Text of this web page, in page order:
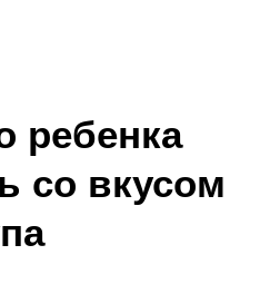
ребенка
со вкусом